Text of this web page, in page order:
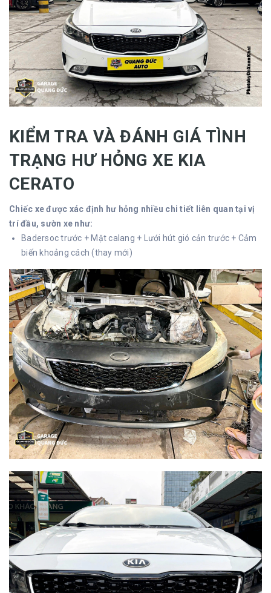
KIỂM TRA VÀ ĐÁNH GIÁ TÌNH
TRẠNG HƯ HỎNG XE KIA
CERATO
Chiếc xe được xác định hư hỏng nhiều chi tiết liên quan tại vị
trí đầu, sườn xe như:
Badersoc trước + Mặt calang + Lưới hút gió cản trước + Cảm
biến khoảng cách (thay mới)